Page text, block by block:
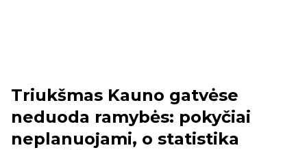
Triukšmas Kauno gatvėse
neduoda ramybės: pokyčiai
neplanuojami, o statistika